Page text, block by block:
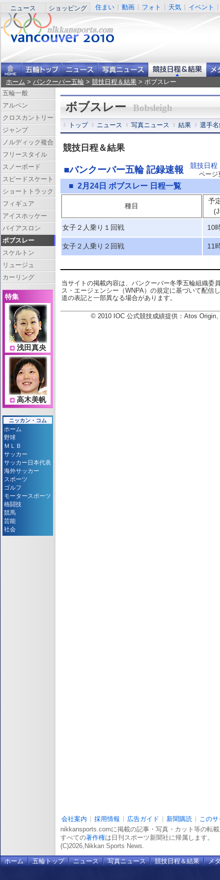
ニュース ショッピング 住まい 動画 フォト 天気 イベント
ホーム > バンクーバー五輪 > 競技日程＆結果 > ボブスレー
ボブスレー Bobsleigh
トップ ニュース 写真ニュース 結果 選手
競技日程＆結果
■バンクーバー五輪 記録速報 競技日程
ペー
■ 2月24日 ボブスレー 日程一覧
種目
予
女子２人乗り１回戦 10
女子２人乗り２回戦 11
当サイトの掲載内容は、バンクーバー冬季五輪組織委
ス・エージェンシー（WNPA）の規定に基づいて配信
道の表記と一部異なる場合があります。
© 2010 IOC 公式競技成績提供：Atos Origin
五輪一般
アルペン
クロスカントリー
ジャンプ
ノルディック複合
フリースタイル
スノーボード
スピードスケート
ショートトラック
フィギュア
アイスホッケー
バイアスロン
ボブスレー
スケルトン
リュージュ
カーリング
特集
浅田真央
高木美帆
ニッカン・コム
ホーム
野球
ＭＬＢ
サッカー
サッカー日本代表
海外サッカー
スポーツ
ゴルフ
モータースポーツ
格闘技
競馬
芸能
社会
会社案内 採用情報 広告ガイド 新聞購読
この
nikkansports.comに掲載の記事・写真・カット等の転
すべての著作権は日刊スポーツ新聞社に帰属します。
(C)2026,Nikkan Sports News.
ホーム 五輪トップ ニュース 写真ニュース 競技日程＆結果 メ